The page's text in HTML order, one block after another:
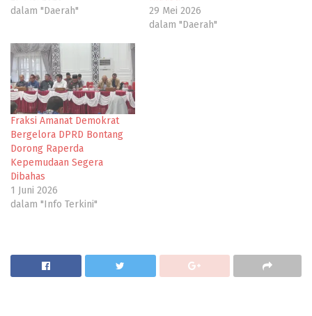
dalam "Daerah"
29 Mei 2026
dalam "Daerah"
Fraksi Amanat Demokrat
Bergelora DPRD Bontang
Dorong Raperda
Kepemudaan Segera
Dibahas
1 Juni 2026
dalam "Info Terkini"